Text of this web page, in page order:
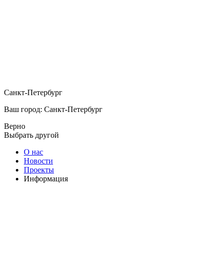
Санкт-Петербург
Ваш город: Санкт-Петербург
Верно
Выбрать другой
О нас
Новости
Проекты
Информация